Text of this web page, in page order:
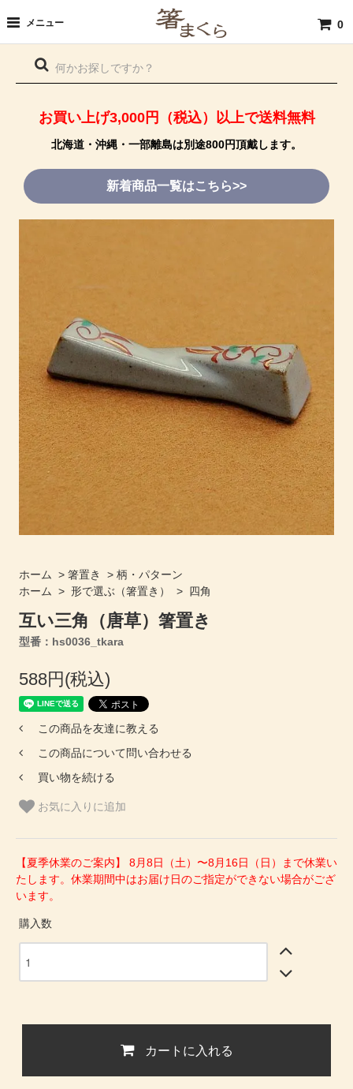
メニュー 0
お買い上げ3,000円（税込）以上で送料無料
北海道・沖縄・一部離島は別途800円頂戴します。
新着商品一覧はこちら>>
ホーム >箸置き >柄・パターン
ホーム
>形で選ぶ（箸置き） > 四角
互い三角（唐草）箸置き
型番：hs0036_tkara
588円(税込)
この商品を友達に教える
この商品について問い合わせる
買い物を続ける
お気に入りに追加
【夏季休業のご案内】 8月8日（土）〜8月16日（日）まで休業い
たします。休業期間中はお届け日のご指定ができない場合がござ
います。
購入数
カートに入れる